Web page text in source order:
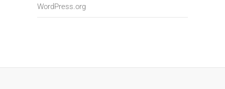
WordPress.org